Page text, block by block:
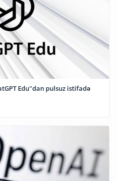
Edu"dan pulsuz istifadə